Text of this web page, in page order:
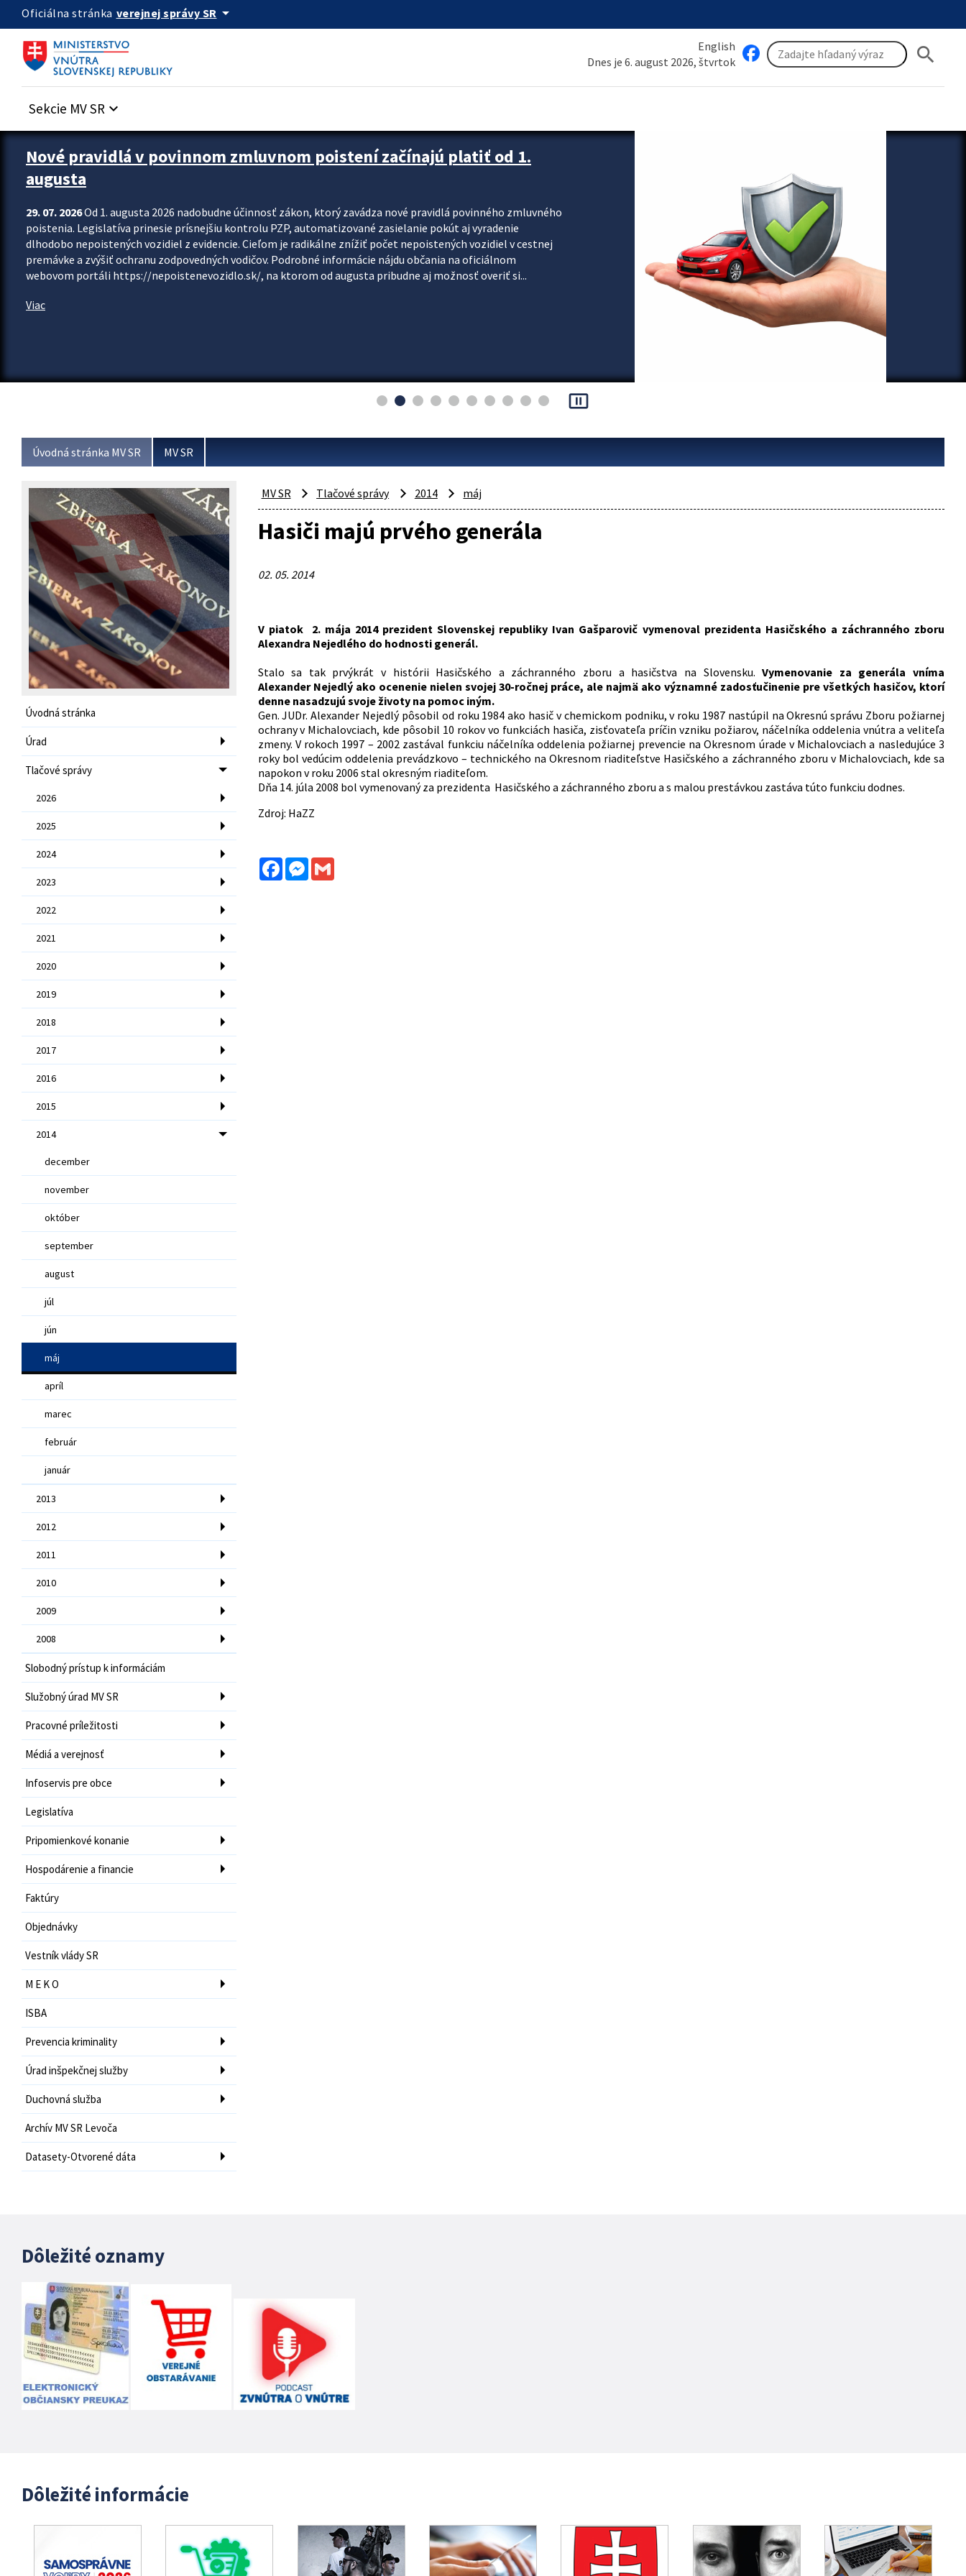
Preskocit na hlavný obsah
Oficiálna stránka verejnej správy SR arrow_drop_down
English
Dnes je 6. august 2026, štvrtok
search
Sekcie MV SR keyboard_arrow_down
Zastavit automatický posun upútavok
Nové pravidlá v povinnom zmluvnom poistení začínajú platiť od 1.
augusta
29. 07. 2026Od 1. augusta 2026 nadobudne účinnosť zákon, ktorý zavádza nové pravidlá povinného zmluvného
poistenia. Legislatíva prinesie prísnejšiu kontrolu PZP, automatizované zasielanie pokút aj vyradenie
dlhodobo nepoistených vozidiel z evidencie. Cieľom je radikálne znížiť počet nepoistených vozidiel v cestnej
premávke a zvýšiť ochranu zodpovedných vodičov. Podrobné informácie nájdu občania na oficiálnom
webovom portáli https://nepoistenevozidlo.sk/, na ktorom od augusta pribudne aj možnosť overiť si...
Viac
pause_presentation
Úvodná stránka MV SR MV SR
Úvodná stránka
Úrad
Tlačové správy
2026
2025
2024
2023
2022
2021
2020
2019
2018
2017
2016
2015
2014
december
november
október
september
august
júl
jún
máj
apríl
marec
február
január
2013
2012
2011
2010
2009
2008
Slobodný prístup k informáciám
Služobný úrad MV SR
Pracovné príležitosti
Médiá a verejnosť
Infoservis pre obce
Legislatíva
Pripomienkové konanie
Hospodárenie a financie
Faktúry
Objednávky
Vestník vlády SR
M E K O
ISBA
Prevencia kriminality
Úrad inšpekčnej služby
Duchovná služba
Archív MV SR Levoča
Datasety-Otvorené dáta
MV SR Tlačové správy 2014 máj
Hasiči majú prvého generála
02. 05. 2014
V piatok 2. mája 2014 prezident Slovenskej republiky Ivan Gašparovič vymenoval prezidenta Hasičského a záchranného zboru
Alexandra Nejedlého do hodnosti generál.
Stalo sa tak prvýkrát v histórii Hasičského a záchranného zboru a hasičstva na Slovensku.Vymenovanie za generála vníma
Alexander Nejedlý ako ocenenie nielen svojej 30-ročnej práce, ale najmä ako významné zadosťučinenie pre všetkých hasičov, ktorí
denne nasadzujú svoje životy na pomoc iným.
Gen. JUDr. Alexander Nejedlý pôsobil od roku 1984 ako hasič v chemickom podniku, v roku 1987 nastúpil na Okresnú správu Zboru požiarnej
ochrany v Michalovciach, kde pôsobil 10 rokov vo funkciách hasiča, zisťovateľa príčin vzniku požiarov, náčelníka oddelenia vnútra a veliteľa
zmeny. V rokoch 1997 – 2002 zastával funkciu náčelníka oddelenia požiarnej prevencie na Okresnom úrade v Michalovciach a nasledujúce 3
roky bol vedúcim oddelenia prevádzkovo – technického na Okresnom riaditeľstve Hasičského a záchranného zboru v Michalovciach, kde sa
napokon v roku 2006 stal okresným riaditeľom.
Dňa 14. júla 2008 bol vymenovaný za prezidenta Hasičského a záchranného zboru a s malou prestávkou zastáva túto funkciu dodnes.
Zdroj: HaZZ
FacebookMessenger
Gmail
Dôležité oznamy
Dôležité informácie